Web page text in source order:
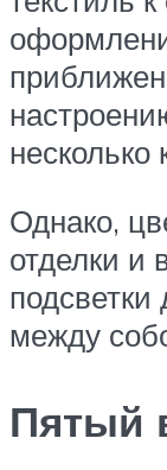
несколько
Однако,
отделки и
между
Пятый